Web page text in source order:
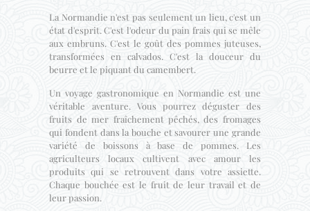
La Normandie n'est pas seulement un lieu, c'est un
état d'esprit. C'est l'odeur du pain frais qui se mêle
aux embruns. C'est le goût des pommes juteuses,
transformées en calvados. C'est la douceur du
beurre et le piquant du camembert.
Un voyage gastronomique en Normandie est une
véritable aventure. Vous pourrez déguster des
fruits de mer fraîchement pêchés, des fromages
qui fondent dans la bouche et savourer une grande
variété de boissons à base de pommes. Les
agriculteurs locaux cultivent avec amour les
produits qui se retrouvent dans votre assiette.
Chaque bouchée est le fruit de leur travail et de
leur passion.